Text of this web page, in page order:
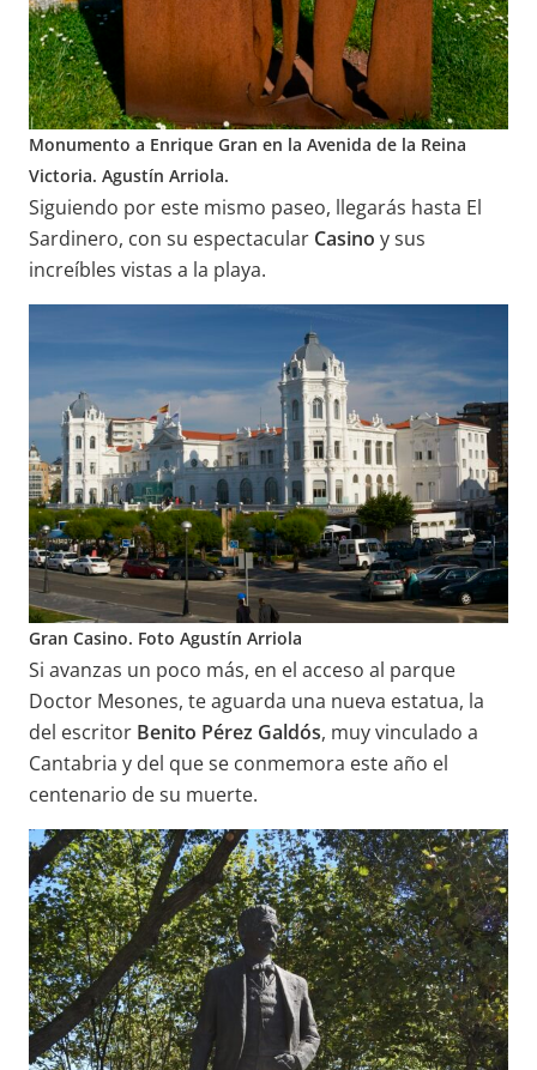
Monumento a Enrique Gran en la Avenida de la Reina
Victoria. Agustín Arriola.
Siguiendo por este mismo paseo, llegarás hasta El
Sardinero, con su espectacular Casino y sus
increíbles vistas a la playa.
Gran Casino. Foto Agustín Arriola
Si avanzas un poco más, en el acceso al parque
Doctor Mesones, te aguarda una nueva estatua, la
del escritor Benito Pérez Galdós, muy vinculado a
Cantabria y del que se conmemora este año el
centenario de su muerte.